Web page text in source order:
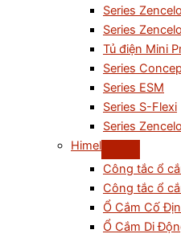
Series
Series
Tủ điện Mini
Series
Series ESM
Series S-Flexi
Series
Himel
Công tắc ổ
Công tắc ổ
Ổ Cắm Cố
Ổ Cắm Di